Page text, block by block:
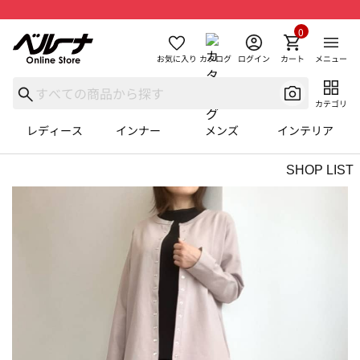
お気に入り カタログ ログイン カート
0
メニュー
カテゴリ
レディース インナー メンズ インテリア
SHOP LIST